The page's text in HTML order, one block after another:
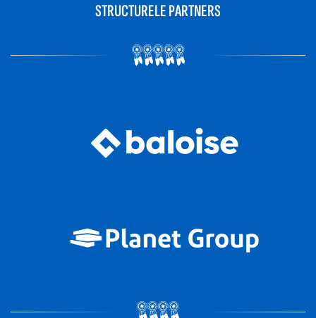
STRUCTURELE PARTNERS